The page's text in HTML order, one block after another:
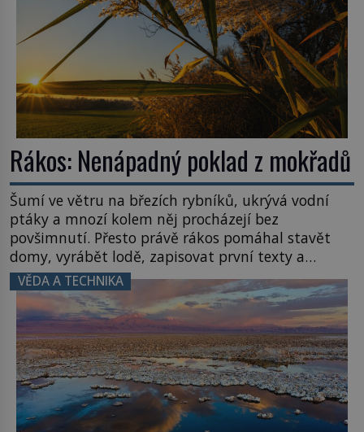
Rákos: Nenápadný poklad z mokřadů
Šumí ve větru na březích rybníků, ukrývá vodní
ptáky a mnozí kolem něj procházejí bez
povšimnutí. Přesto právě rákos pomáhal stavět
domy, vyrábět lodě, zapisovat první texty a
inspiroval řadu pověstí. Tato skromná, ale
užitečná rostlina provází člověka už tisíce let.
Většina lidí vnímá rákos jen jako obyčejnou kulisu
letního koupání. Stačí se však podívat […]
VĚDA A TECHNIKA